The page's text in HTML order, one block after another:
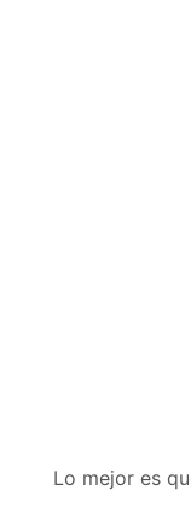
Lo mejor es